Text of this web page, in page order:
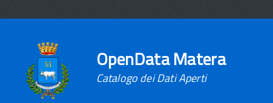
OpenData Matera
Catalogo dei Dati Aperti